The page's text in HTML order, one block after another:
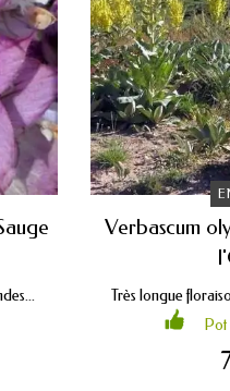
Verbascum
Très longue